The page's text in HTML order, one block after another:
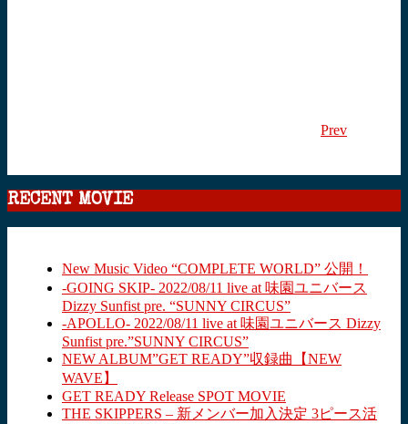
Prev
RECENT MOVIE
New Music Video “COMPLETE WORLD” 公開！
-GOING SKIP- 2022/08/11 live at 味園ユニバース
Dizzy Sunfist pre. “SUNNY CIRCUS”
-APOLLO- 2022/08/11 live at 味園ユニバース Dizzy
Sunfist pre.”SUNNY CIRCUS”
NEW ALBUM”GET READY”収録曲【NEW
WAVE】
GET READY Release SPOT MOVIE
THE SKIPPERS – 新メンバー加入決定 3ピース活